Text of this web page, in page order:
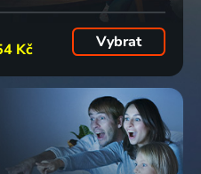
Kč Vybrat